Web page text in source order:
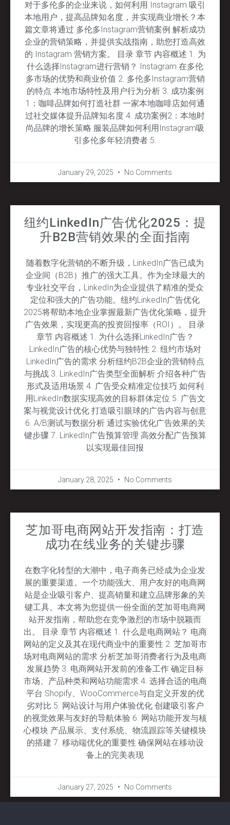
对于多伦多的企业来说，如何利用 Instagram 吸引
本地用户，提高品牌知名度，并实现商业增长？本
篇文章将通过 多伦多Instagram营销案例 解析成功
企业的营销策略，并提供实战指南，助您打造高效
的 Instagram 营销方案。 目录 章节 内容概述 1. 为
什么选择Instagram进行营销？ Instagram 在多伦
多市场的优势和商业价值 2. 多伦多Instagram营销
的特点 本地市场特性及用户行为分析 3. 成功案例
1：咖啡品牌如何打造社群 一家本地咖啡店如何通
过社交媒体提升品牌知名度 4. 成功案例2：本地时
尚品牌的增长策略 服装品牌如何利用Instagram吸
引多伦多年轻消费者 5.
January 29, 2025 No Comments
纽约LinkedIn广告优化2025：提
升B2B营销效果的全面指南
随着数字化营销的不断升级，LinkedIn广告已成为
企业间（B2B）推广的强大工具。作为全球最大的
专业社交平台，LinkedIn为企业提供了精准的受众
定位和强大的广告功能。纽约LinkedIn广告优化
2025将帮助本地企业掌握最新广告优化策略，提升
广告效果，实现更高的投资回报率（ROI）。 目录
章节 内容概述 1. 为什么选择LinkedIn广告？
LinkedIn广告的核心优势与独特性 2. 纽约市场对
LinkedIn广告的需求 分析纽约B2B企业的营销特点
与挑战 3. LinkedIn广告类型全面解析 介绍各种广告
形式及适用场景 4. 广告受众精准定位技巧 如何利
用LinkedIn数据实现高效的目标群体定位 5. 广告文
案与视觉设计优化 打造吸引眼球的广告内容与创意
6. A/B测试与数据分析 通过实验优化广告效果的关
键步骤 7. LinkedIn广告预算管理 高效分配广告预算
以实现最佳回报
January 28, 2025 No Comments
芝加哥电商网站开发指南：打造
成功在线业务的关键步骤
在数字化转型的大潮中，电子商务已经成为企业发
展的重要渠道。一个功能强大、用户友好的电商网
站是企业吸引客户、提高销量和建立品牌形象的关
键工具。本文将为您提供一份全面的芝加哥电商网
站开发指南，帮助您在竞争激烈的市场中脱颖而
出。 目录 章节 内容概述 1. 什么是电商网站？ 电商
网站的定义及其在现代商业中的重要性 2. 芝加哥市
场对电商网站的需求 分析芝加哥消费者行为及电商
发展趋势 3. 电商网站开发前的准备工作 确定目标
市场、产品种类和网站功能需求 4. 选择合适的电商
平台 Shopify、WooCommerce与自定义开发的优
劣对比 5. 网站设计与用户体验优化 创建吸引客户
的视觉效果与友好的导航体验 6. 网站功能开发与核
心模块 产品展示、支付系统、物流跟踪等关键模块
的搭建 7. 移动端优化的重要性 确保网站在移动设
备上的完美表现
January 27, 2025 No Comments